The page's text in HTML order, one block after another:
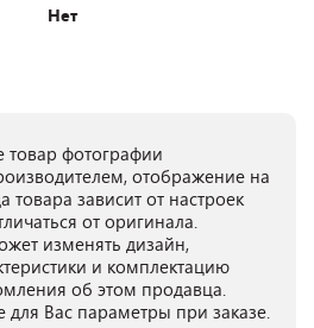
Нет
фотографии
отображение на
товара зависит от настроек
от оригинала.
изменять дизайн,
и комплектацию
об этом продавца.
для Вас параметры при заказе.